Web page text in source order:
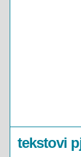
tekstovi